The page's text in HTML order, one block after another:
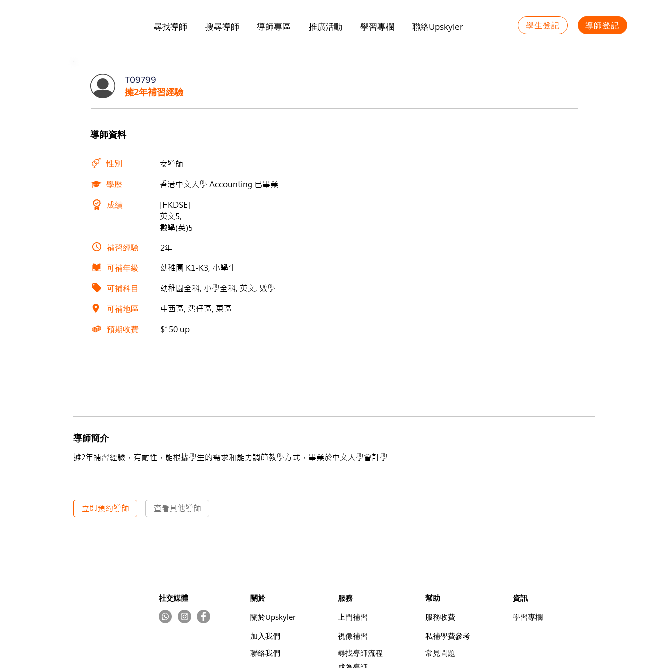
尋找導師 搜尋導師 導師專區 推廣活動 學習專欄 聯絡Upskyler 學生登記 導師登記
T09799
擁2年補習經驗
導師資料
性別 女導師
學歷 香港中文大學 Accounting 已畢業
成績
[HKDSE]
英文5,
數學(英)5
補習經驗 2年
可補年級 幼稚園 K1-K3, 小學生
可補科目 幼稚園全科, 小學全科, 英文, 數學
可補地區 中西區, 灣仔區, 東區
預期收費 $150 up
導師簡介
擁2年補習經驗，有耐性，能根據學生的需求和能力調節教學方式，畢業於中文大學會計學
立即預約導師 查看其他導師
社交媒體 ​關於
​關於Upskyler
加入我們
聯絡我們
服務
上門補習
視像補習
尋找導師流程
幫助
​服務收費
資訊
學習專欄
​私補學費參考
常見問題